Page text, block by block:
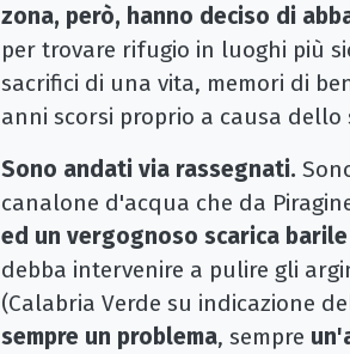
zona, però, hanno deciso di
per trovare rifugio in luoghi più
sacrifici di una vita, memori di
anni scorsi proprio a causa
Sono andati via rassegnati.
canalone d'acqua che da
ed un vergognoso scarica
debba intervenire a pulire gli
(Calabria Verde su indicazione
sempre un problema, sempre